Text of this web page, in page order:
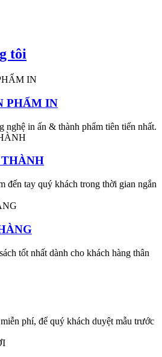
tôi
PHẨM IN
nghệ in ấn & thành phẩm tiên tiến nhất.
đến tay quý khách trong thời gian ngắn
tốt nhất dành cho khách hàng thân
phí, để quý khách duyệt mẫu trước